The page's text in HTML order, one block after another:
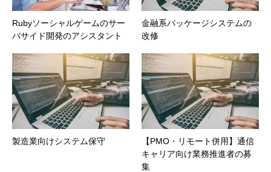
Rubyソーシャルゲームのサー
バサイド開発のアシスタント
金融系パッケージシステムの
改修
製造業向けシステム保守
【PMO・リモート併用】通信
キャリア向け業務推進者の募
集